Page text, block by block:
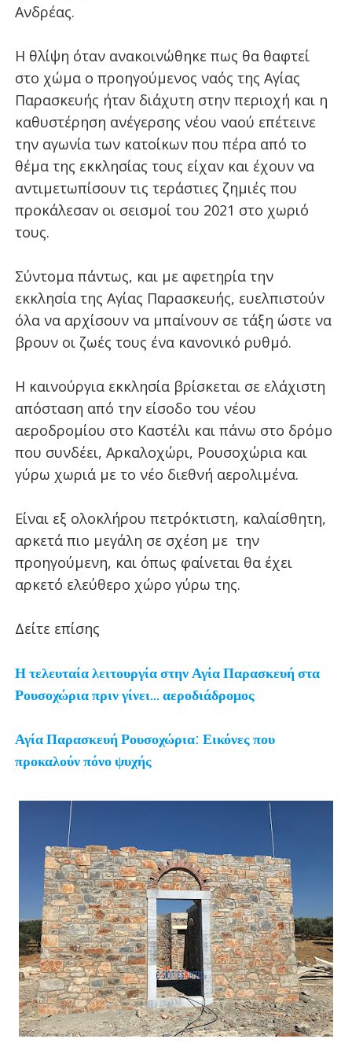
Ανδρέας.
Η θλίψη όταν ανακοινώθηκε πως θα θαφτεί
στο χώμα ο προηγούμενος ναός της Αγίας
Παρασκευής ήταν διάχυτη στην περιοχή και η
καθυστέρηση ανέγερσης νέου ναού επέτεινε
την αγωνία των κατοίκων που πέρα από το
θέμα της εκκλησίας τους είχαν και έχουν να
αντιμετωπίσουν τις τεράστιες ζημιές που
προκάλεσαν οι σεισμοί του 2021 στο χωριό
τους.
Σύντομα πάντως, και με αφετηρία την
εκκλησία της Αγίας Παρασκευής, ευελπιστούν
όλα να αρχίσουν να μπαίνουν σε τάξη ώστε να
βρουν οι ζωές τους ένα κανονικό ρυθμό.
Η καινούργια εκκλησία βρίσκεται σε ελάχιστη
απόσταση από την είσοδο του νέου
αεροδρομίου στο Καστέλι και πάνω στο δρόμο
που συνδέει, Αρκαλοχώρι, Ρουσοχώρια και
γύρω χωριά με το νέο διεθνή αερολιμένα.
Είναι εξ ολοκλήρου πετρόκτιστη, καλαίσθητη,
αρκετά πιο μεγάλη σε σχέση με την
προηγούμενη, και όπως φαίνεται θα έχει
αρκετό ελεύθερο χώρο γύρω της.
Δείτε επίσης
Η τελευταία λειτουργία στην Αγία Παρασκευή στα
Ρουσοχώρια πριν γίνει... αεροδιάδρομος
Αγία Παρασκευή Ρουσοχώρια: Εικόνες που
προκαλούν πόνο ψυχής